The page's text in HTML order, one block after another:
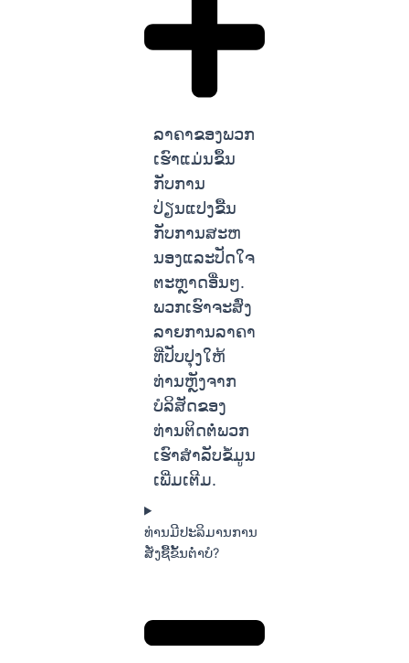
ລາຄາຂອງພວກ
ເຮົາແມ່ນຂຶ້ນ
ກັບການ
ປ່ຽນແປງຂື້ນ
ກັບການສະຫ
ນອງແລະປັດໃຈ
ຕະຫຼາດອື່ນໆ.
ພວກເຮົາຈະສົ່ງ
ລາຍການລາຄາ
ທີ່ປັບປຸງໃຫ້
ທ່ານຫຼັງຈາກ
ບໍລິສັດຂອງ
ທ່ານຕິດຕໍ່ພວກ
ເຮົາສໍາລັບຂໍ້ມູນ
ເພີ່ມເຕີມ.
ທ່ານມີປະລິມານການ
ສັ່ງຊື້ຂັ້ນຕ່ໍາບໍ?